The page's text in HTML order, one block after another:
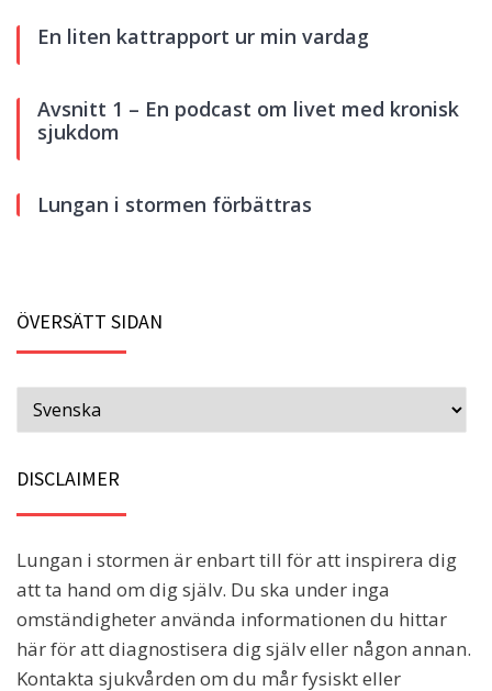
En liten kattrapport ur min vardag
Avsnitt 1 – En podcast om livet med kronisk
sjukdom
Lungan i stormen förbättras
ÖVERSÄTT SIDAN
DISCLAIMER
Lungan i stormen är enbart till för att inspirera dig
att ta hand om dig själv. Du ska under inga
omständigheter använda informationen du hittar
här för att diagnostisera dig själv eller någon annan.
Kontakta sjukvården om du mår fysiskt eller